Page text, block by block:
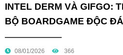
INTEL DERM VÀ GIFGO:
BỘ BOARDGAME ĐỘC
08/01/2026 366